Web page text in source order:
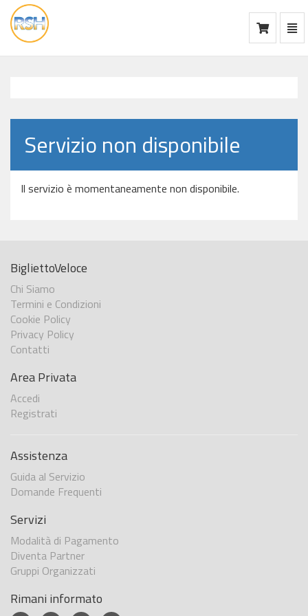
vai
alla
Servizio non disponibile
Il servizio è momentaneamente non disponibile.
BigliettoVeloce
Chi Siamo
Termini e Condizioni
Cookie Policy
Privacy Policy
Contatti
Area Privata
Accedi
Registrati
Assistenza
Guida al Servizio
Domande Frequenti
Servizi
Modalità di Pagamento
Diventa Partner
Gruppi Organizzati
Rimani informato